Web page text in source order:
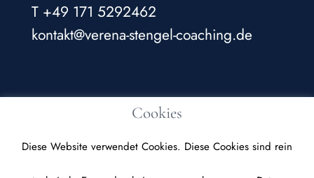
T +49 171 5292462
kontakt@verena-stengel-coaching.de
Datenschutzerklärung
Cookies
Diese Website verwendet Cookies. Diese Cookies sind rein